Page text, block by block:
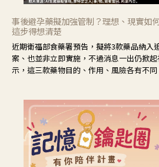
事後避孕藥擬加強管制？理想、現實如
這步得想清楚
近期衛福部食藥署預告，擬將3款藥品納入
案、也並非立即實施，不過消息一出仍掀
示，這三款藥物目的、作用、風險各有不